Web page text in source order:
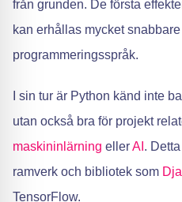
från grunden. De första
kan erhållas mycket
programmeringsspråk.
I sin tur är Python känd inte
utan också bra för projekt
maskininlärning ellerAI .
ramverk och bibliotek som
TensorFlow.